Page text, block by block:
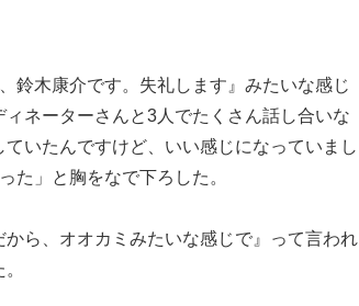
鈴木康介です。失礼します』みたいな感じ
ネーターさんと3人でたくさん話し合いな
いたんですけど、いい感じになっていまし
た」と胸をなで下ろした。
ら、オオカミみたいな感じで』って言われ